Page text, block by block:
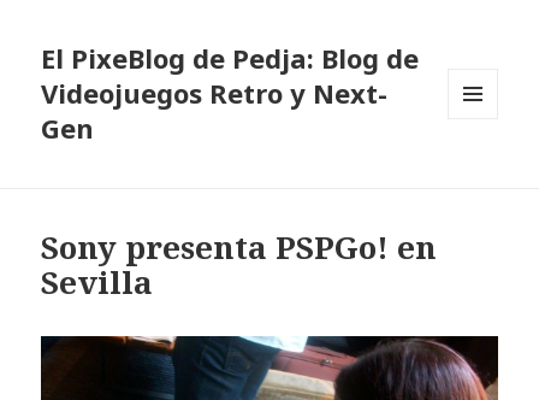
El PixeBlog de Pedja: Blog de
Videojuegos Retro y Next-
Gen
Sony presenta PSPGo! en
Sevilla